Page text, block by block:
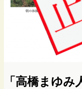
「高橋まゆ